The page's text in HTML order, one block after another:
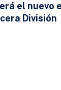
el nuevo
División